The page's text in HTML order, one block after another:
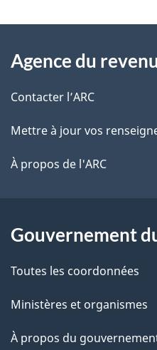
l
s
l
a
a
g
e
o
t
r
e
é
t
a
t
i
n
propos
de
ce
site
Agence du
Contacter l’ARC
Mettre à jour vos
À propos de l'ARC
Gouvernement
Toutes les coordonnées
Ministères et organismes
À propos du